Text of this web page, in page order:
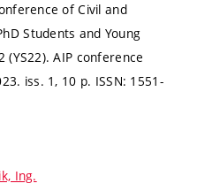
of Civil and
Students and Young
(YS22). AIP conference
iss. 1, 10 p. ISSN: 1551-
Ing.